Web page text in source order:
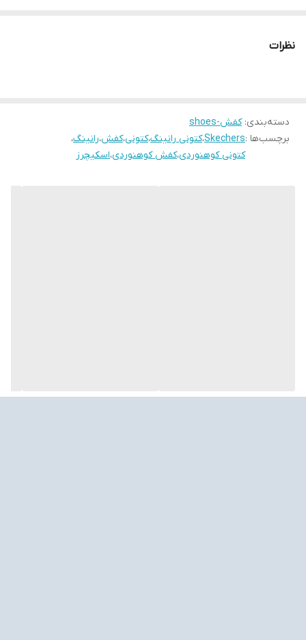
نظرات
دسته‌بندی:کفش-shoes
برچسب‌ها :Skechers،کتونی رانینگ،کتونی،کفش،رانینگ،
کتونی کوهنوردی،کفش کوهنوردی،اسکیچرز